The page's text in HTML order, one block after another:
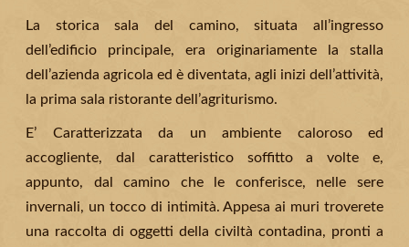
La storica sala del camino, situata all’ingresso
dell’edificio principale, era originariamente la stalla
dell’azienda agricola ed è diventata, agli inizi dell’attività,
la prima sala ristorante dell’agriturismo.
E’ Caratterizzata da un ambiente caloroso ed
accogliente, dal caratteristico soffitto a volte e,
appunto, dal camino che le conferisce, nelle sere
invernali, un tocco di intimità. Appesa ai muri troverete
una raccolta di oggetti della civiltà contadina, pronti a